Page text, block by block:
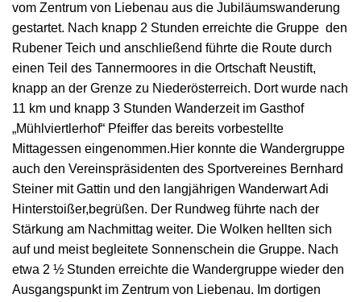
vom Zentrum von Liebenau aus die Jubiläumswanderung
gestartet. Nach knapp 2 Stunden erreichte die Gruppe den
Rubener Teich und anschließend führte die Route durch
einen Teil des Tannermoores in die Ortschaft Neustift,
knapp an der Grenze zu Niederösterreich. Dort wurde nach
11 km und knapp 3 Stunden Wanderzeit im Gasthof
„Mühlviertlerhof“ Pfeiffer das bereits vorbestellte
Mittagessen eingenommen.Hier konnte die Wandergruppe
auch den Vereinspräsidenten des Sportvereines Bernhard
Steiner mit Gattin und den langjährigen Wanderwart Adi
Hinterstoißer,begrüßen. Der Rundweg führte nach der
Stärkung am Nachmittag weiter. Die Wolken hellten sich
auf und meist begleitete Sonnenschein die Gruppe. Nach
etwa 2 ½ Stunden erreichte die Wandergruppe wieder den
Ausgangspunkt im Zentrum von Liebenau. Im dortigen